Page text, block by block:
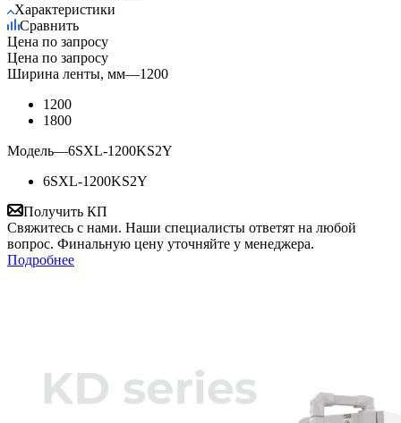
Характеристики
Сравнить
Цена по запросу
Цена по запросу
Ширина ленты, мм—1200
1200
1800
Модель—6SXL-1200KS2Y
6SXL-1200KS2Y
Получить КП
Свяжитесь с нами. Наши специалисты ответят на любой
вопрос. Финальную цену уточняйте у менеджера.
Подробнее